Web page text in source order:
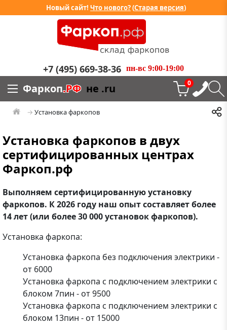
Новый сайт! Что нового?(Старая версия)
+7 (495) 669-38-36 пн-вс 9:00-19:00
Фаркоп.РФ не .ru 0
Установка фаркопов
Установка фаркопов в двух
сертифицированных центрах
Фаркоп.рф
Выполняем сертифицированную установку
фаркопов. К 2026 году наш опыт составляет более
14 лет (или более 30 000 установок фаркопов).
Установка фаркопа:
Установка фаркопа без подключения электрики -
от 6000
Установка фаркопа с подключением электрики с
блоком 7пин - от 9500
Установка фаркопа с подключением электрики с
блоком 13пин - от 15000